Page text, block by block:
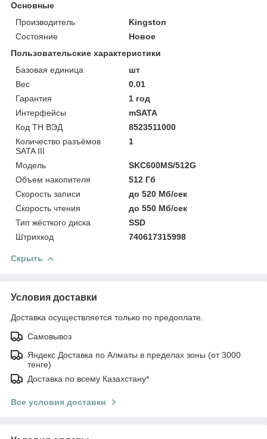
Основные
Производитель
Kingston
Состояние
Новое
Пользовательские характеристики
Базовая единица
шт
Вес
0.01
Гарантия
1 год
Интерфейсы
mSATA
Код ТН ВЭД
8523511000
Количество разъёмов
SATA III
1
Модель
SKC600MS/512G
Объем накопителя
512 Гб
Скорость записи
до 520 Мб/сек
Скорость чтения
до 550 Мб/сек
Тип жёсткого диска
SSD
Штрихкод
740617315998
Скрыть
Условия доставки
Доставка осуществляется только по предоплате.
Самовывоз
Яндекс Доставка по Алматы в пределах зоны (от 3000
тенге)
Доставка по всему Казахстану*
Все условия доставки